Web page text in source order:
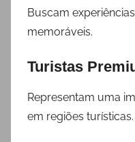
Buscam
memoráveis.
Turistas
Representam uma
em regiões turísticas.